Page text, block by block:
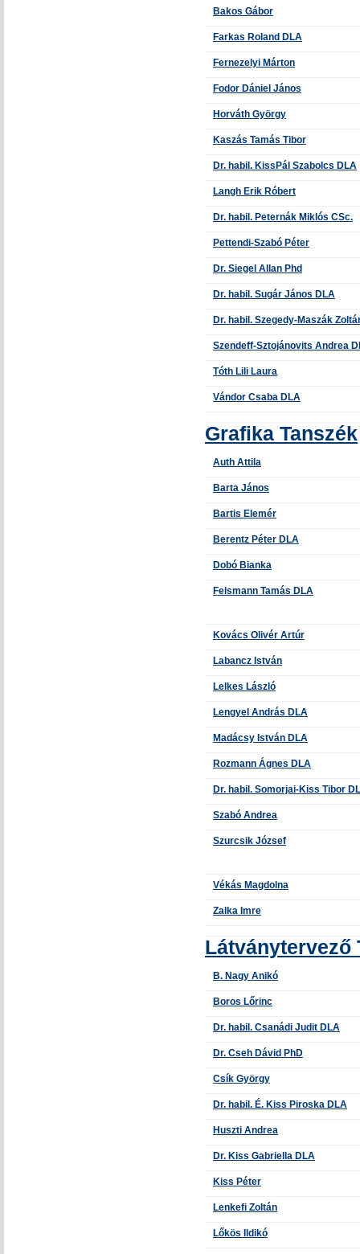
Bakos Gábor
Farkas Roland DLA
Fernezelyi Márton
Fodor Dániel János
Horváth György
Kaszás Tamás Tibor
Dr. habil. KissPál Szabolcs DLA
Langh Erik Róbert
Dr. habil. Peternák Miklós CSc.
Pettendi-Szabó Péter
Dr. Siegel Allan Phd
Dr. habil. Sugár János DLA
Dr. habil. Szegedy-Maszák
Szendeff-Sztojánovits Andrea
Tóth Lili Laura
Vándor Csaba DLA
Grafika Tanszék
Auth Attila
Barta János
Bartis Elemér
Berentz Péter DLA
Dobó Bianka
Felsmann Tamás DLA
Kovács Olivér Artúr
Labancz István
Lelkes László
Lengyel András DLA
Madácsy István DLA
Rozmann Ágnes DLA
Dr. habil. Somorjai-Kiss Tibor
Szabó Andrea
Szurcsik József
Vékás Magdolna
Zalka Imre
Látványtervező
B. Nagy Anikó
Boros Lőrinc
Dr. habil. Csanádi Judit DLA
Dr. Cseh Dávid PhD
Csík György
Dr. habil. É. Kiss Piroska DLA
Huszti Andrea
Dr. Kiss Gabriella DLA
Kiss Péter
Lenkefi Zoltán
Lőkös Ildikó